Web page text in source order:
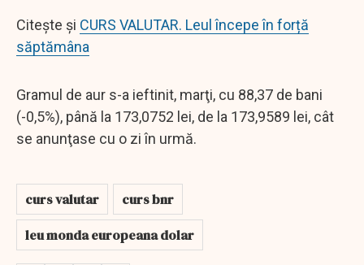
Citește și CURS VALUTAR. Leul începe în forță
săptămâna
Gramul de aur s-a ieftinit, marţi, cu 88,37 de bani
(-0,5%), până la 173,0752 lei, de la 173,9589 lei, cât
se anunţase cu o zi în urmă.
curs valutar
curs bnr
leu monda europeana dolar